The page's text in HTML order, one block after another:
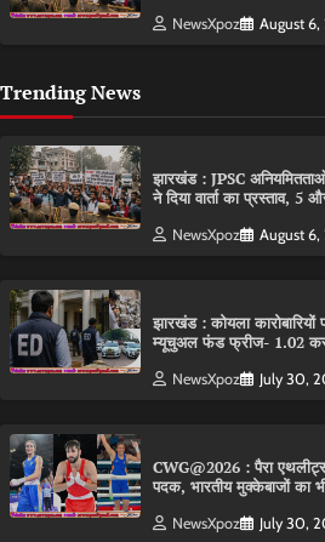
NewsXpoz August
Trending News
झारखंड : JPSC
ने दिया वार्ता का प्रस्ताव, 5
NewsXpoz August
झारखंड : कोयला
म्यूचुअल फंड फ्रीज- 1.02
NewsXpoz July 30,
CWG@2026 : पैरा
पदक, भारतीय मुक्केबाजों का
NewsXpoz July 30,